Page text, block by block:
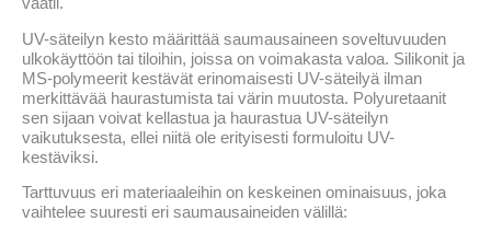
UV-säteilyn kesto määrittää saumausaineen soveltuvuuden
ulkokäyttöön tai tiloihin, joissa on voimakasta valoa. Silikonit ja
MS-polymeerit kestävät erinomaisesti UV-säteilyä ilman
merkittävää haurastumista tai värin muutosta. Polyuretaanit
sen sijaan voivat kellastua ja haurastua UV-säteilyn
vaikutuksesta, ellei niitä ole erityisesti formuloitu UV-
kestäviksi.
Tarttuvuus eri materiaaleihin on keskeinen ominaisuus, joka
vaihtelee suuresti eri saumausaineiden välillä: